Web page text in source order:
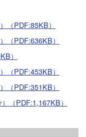
（PDF:85KB）
（PDF:636KB）
）
（PDF:453KB）
（PDF:351KB）
（PDF:1,167KB）